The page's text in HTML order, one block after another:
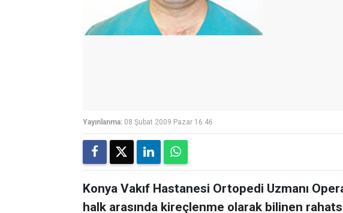
Yayınlanma: 08 Şubat 2009 Pazar 16:46
Konya Vakıf Hastanesi Ortopedi Uzmanı
halk arasında kireçlenme olarak bilinen